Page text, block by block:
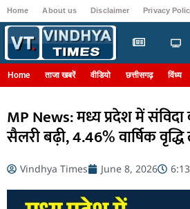
Home About us Disclaimer Privacy
Home ताजा खबरें वीडियो छत्तीसगढ़ विंध्य
MP News: मध्य प्रदेश में संविदा
सैलरी बढ़ी, 4.46% वार्षिक
Vindhya Times June 8, 2026